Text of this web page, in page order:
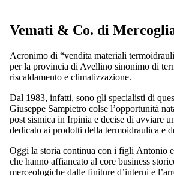
Vemati & Co. di
Acronimo di “vendita materiali
per la provincia di Avellino sinonimo di
riscaldamento e climatizzazione.
Dal 1983, infatti, sono gli specialisti di
Giuseppe Sampietro colse l’opportunità
post sismica in Irpinia e decise di avviare
dedicato ai prodotti della termoidraulica e
Oggi la storia continua con i figli Antonio
che hanno affiancato al core business
merceologiche dalle finiture d’interni e